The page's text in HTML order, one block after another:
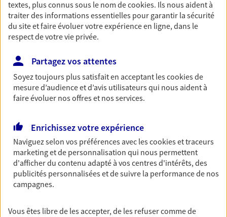
Découvrir les offres Épargne
Retraite
votre vie avec les conseils d'un expert. Découvrez
notre solution PER (Plan Epargne Retraite)
spécialement conçue pour la retraite.
Découvrir l'offre Retraite
Prévoyance
Pour un avenir serein, assurez-vous avec notre
contrat prévoyance. Préservez vos proches en cas
d'accident ou de maladie en optant pour les
garanties incapacité temporaire totale de travail,
invalidité ou de décès.
Découvrir l'offre Prévoyance
textes, plus connus sous le nom decookies. Ils nous aident à
traiter des informations essentielles pour garantir la sécurité
du site et faire évoluer votre expérience en ligne, dans le
respect de votre vie privée.
Partagez vos attentes
Soyez toujours plus satisfait en acceptant lescookiesde
mesure d’audience et d’avis utilisateurs qui nous aident à
faire évoluer nos offres et nos services.
Enrichissez votre expérience
Naviguez selon vos préférences avec lescookies et traceurs
marketing et de personnalisation qui nous permettent
d'afficher du contenu adapté à vos centres d'intérêts, des
publicités personnalisées et de suivre la performance de nos
campagnes.
Vous êtes libre de les accepter, de les refuser comme de